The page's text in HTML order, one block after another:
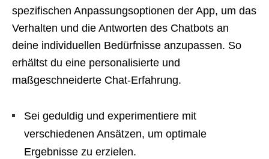
spezifischen Anpassungsoptionen der App, um das
Verhalten und die Antworten des Chatbots an
deine individuellen Bedürfnisse anzupassen. So
erhältst du eine personalisierte und
maßgeschneiderte Chat-Erfahrung.
Sei geduldig und experimentiere mit
verschiedenen Ansätzen, um optimale
Ergebnisse zu erzielen.